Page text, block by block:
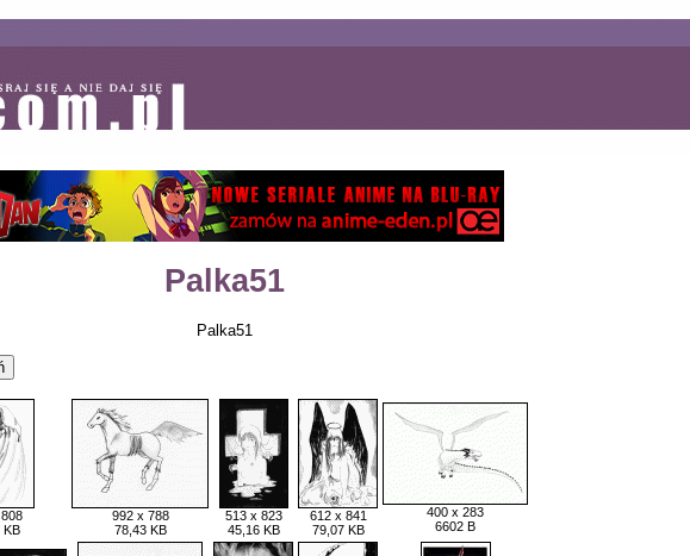
Palka51
Palka51
KB
992 x 788
78,43 KB
513 x 823
45,16 KB
612 x 841
79,07 KB
400 x 283
6602 B